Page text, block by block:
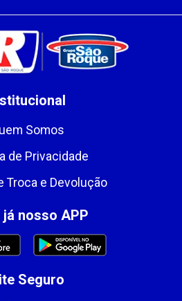
Somos
de Privacidade
Troca e Devolução
já nosso APP
Seguro